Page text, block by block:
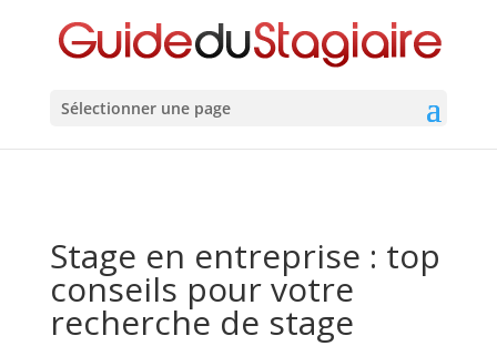
Sélectionner une page
Stage en entreprise : top
conseils pour votre
recherche de stage